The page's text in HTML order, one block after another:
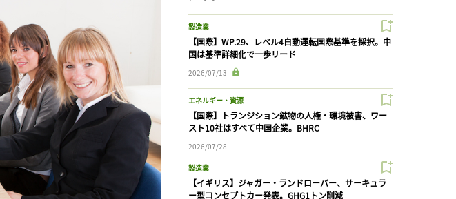
製造業
【国際】WP.29、レベル4自動運転国際基準を採択。中
国は基準詳細化で一歩リード
2026/07/13
エネルギー・資源
【国際】トランジション鉱物の人権・環境被害、ワー
スト10社はすべて中国企業。BHRC
2026/07/28
製造業
【イギリス】ジャガー・ランドローバー、サーキュラ
ー型コンセプトカー発表。GHG1トン削減